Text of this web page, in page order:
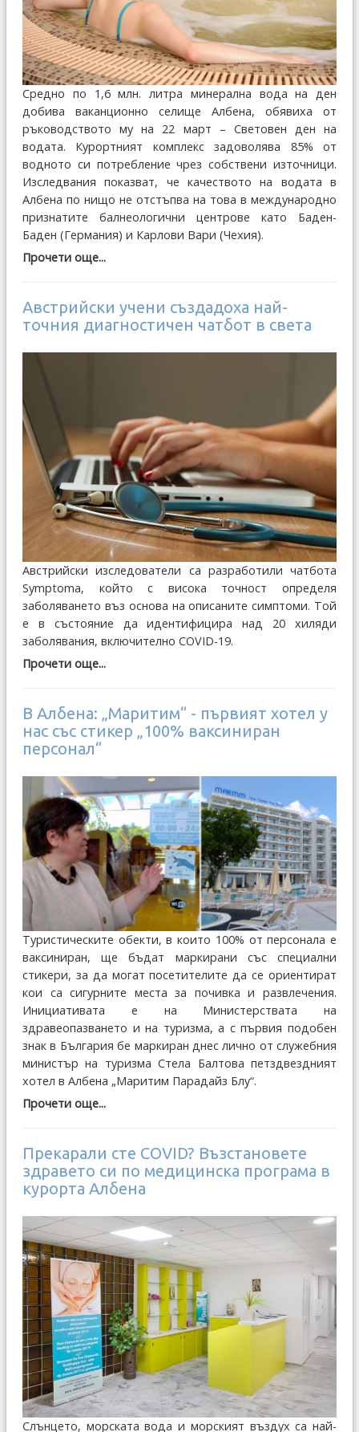
Средно по 1,6 млн. литра минерална вода на ден
добива ваканционно селище Албена, обявиха от
ръководството му на 22 март – Световен ден на
водата. Курортният комплекс задоволява 85% от
водното си потребление чрез собствени източници.
Изследвания показват, че качеството на водата в
Албена по нищо не отстъпва на това в международно
признатите балнеологични центрове като Баден-
Баден (Германия) и Карлови Вари (Чехия).
Прочети още...
Австрийски учени създадоха най-
точния диагностичен чатбот в света
Австрийски изследователи са разработили чатбота
Symptoma, който с висока точност определя
заболяването въз основа на описаните симптоми. Той
е в състояние да идентифицира над 20 хиляди
заболявания, включително COVID-19.
Прочети още...
В Албена: „Маритим“ - първият хотел у
нас със стикер „100% ваксиниран
персонал“
Туристическите обекти, в които 100% от персонала е
ваксиниран, ще бъдат маркирани със специални
стикери, за да могат посетителите да се ориентират
кои са сигурните места за почивка и развлечения.
Инициативата е на Министерствата на
здравеопазването и на туризма, а с първия подобен
знак в България бе маркиран днес лично от служебния
министър на туризма Стела Балтова петздвездният
хотел в Албена „Маритим Парадайз Блу“.
Прочети още...
Прекарали сте COVID? Възстановете
здравето си по медицинска програма в
курорта Албена
Слънцето, морската вода и морският въздух са най-